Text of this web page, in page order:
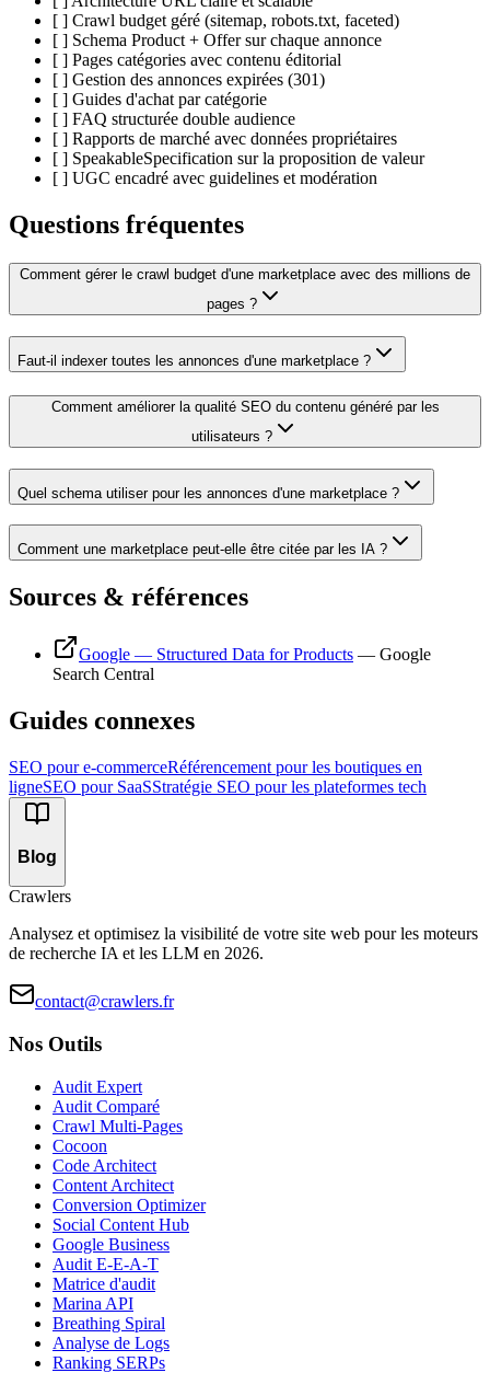
[ ] Crawl budget géré (sitemap, robots.txt, faceted)
[ ] Schema Product + Offer sur chaque annonce
[ ] Pages catégories avec contenu éditorial
[ ] Gestion des annonces expirées (301)
[ ] Guides d'achat par catégorie
[ ] FAQ structurée double audience
[ ] Rapports de marché avec données propriétaires
[ ] SpeakableSpecification sur la proposition de valeur
[ ] UGC encadré avec guidelines et modération
Questions fréquentes
Comment gérer le crawl budget d'une marketplace avec des millions de
pages ?
Faut-il indexer toutes les annonces d'une marketplace ?
Comment améliorer la qualité SEO du contenu généré par les
utilisateurs ?
Quel schema utiliser pour les annonces d'une marketplace ?
Comment une marketplace peut-elle être citée par les IA ?
Sources & références
Google — Structured Data for Products — Google
Search Central
Guides connexes
SEO pour e-commerceRéférencement pour les boutiques en
ligneSEO pour SaaSStratégie SEO pour les plateformes tech
Blog
Crawlers
Analysez et optimisez la visibilité de votre site web pour les moteurs
de recherche IA et les LLM en 2026.
contact@crawlers.fr
Nos Outils
Audit Expert
Audit Comparé
Crawl Multi-Pages
Cocoon
Code Architect
Content Architect
Conversion Optimizer
Social Content Hub
Google Business
Audit E-E-A-T
Matrice d'audit
Marina API
Breathing Spiral
Analyse de Logs
Ranking SERPs